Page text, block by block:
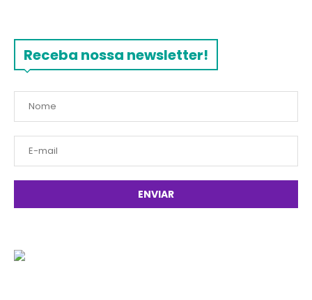
Receba nossa newsletter!